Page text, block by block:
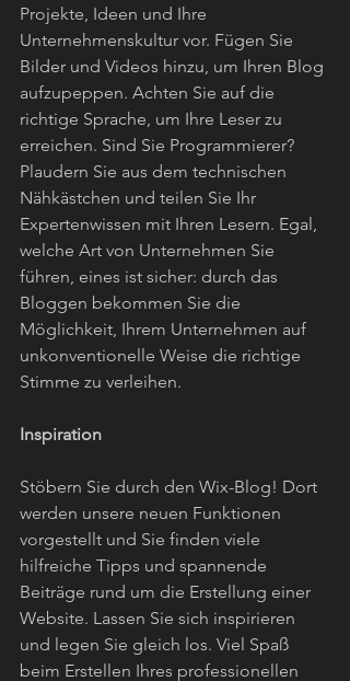
Projekte, Ideen und Ihre
Unternehmenskultur vor. Fügen Sie
Bilder und Videos hinzu, um Ihren Blog
aufzupeppen. Achten Sie auf die
richtige Sprache, um Ihre Leser zu
erreichen. Sind Sie Programmierer?
Plaudern Sie aus dem technischen
Nähkästchen und teilen Sie Ihr
Expertenwissen mit Ihren Lesern. Egal,
welche Art von Unternehmen Sie
führen, eines ist sicher: durch das
Bloggen bekommen Sie die
Möglichkeit, Ihrem Unternehmen auf
unkonventionelle Weise die richtige
Stimme zu verleihen.
Inspiration
Stöbern Sie durch den Wix-Blog! Dort
werden unsere neuen Funktionen
vorgestellt und Sie finden viele
hilfreiche Tipps und spannende
Beiträge rund um die Erstellung einer
Website. Lassen Sie sich inspirieren
und legen Sie gleich los. Viel Spaß
beim Erstellen Ihres professionellen